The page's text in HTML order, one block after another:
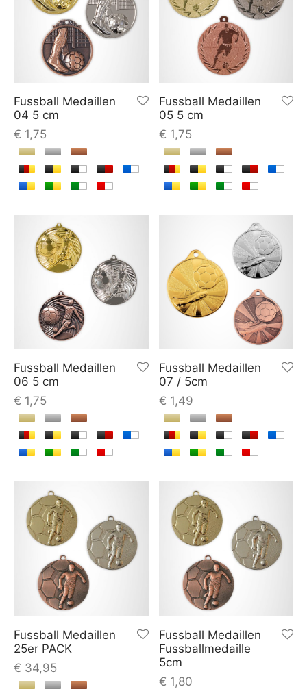
Fussball Medaillen
04 5 cm
€ 1,75
Fussball Medaillen
05 5 cm
€ 1,75
Fussball Medaillen
06 5 cm
€ 1,75
Fussball Medaillen
07 / 5cm
€ 1,49
Fussball Medaillen
25er PACK
€ 34,95
Fussball Medaillen
Fussballmedaille
5cm
€ 1,80